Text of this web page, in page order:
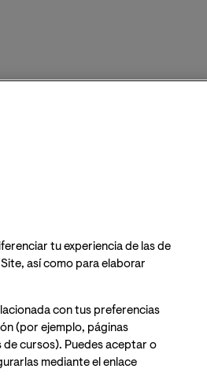
MASTERCLASS DE
TERAPIA DIALÉCTICO
COMPORTAMENTAL
TRATAMIENTO
PACIENTES CON
tu experiencia de las de
así como para elaborar
con tus preferencias
(por ejemplo, páginas
cursos). Puedes aceptar o
mediante el enlace